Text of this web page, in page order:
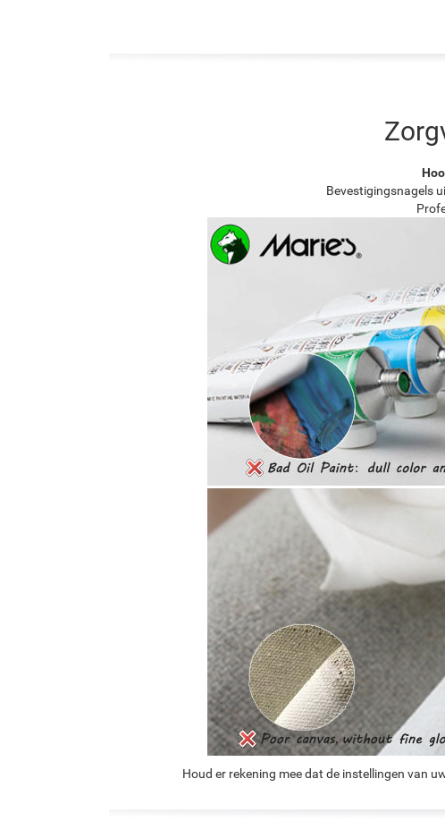
Bevestigingsnagels
Houd er rekening mee dat de instellingen van